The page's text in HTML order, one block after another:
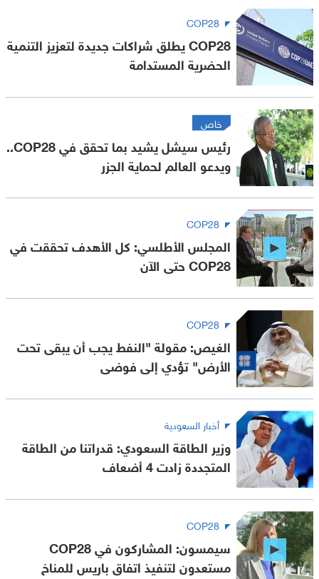
COP28
COP28 يطلق شراكات جديدة لتعزيز التنمية
الحضرية المستدامة
خاص
رئيس سيشل يشيد بما تحقق في COP28..
ويدعو العالم لحماية الجزر
COP28
المجلس الأطلسي: كل الأهدف تحققت في
COP28 حتى الآن
COP28
الغيص: مقولة "النفط يجب أن يبقى تحت
الأرض" تؤدي إلى فوضى
أخبار السعودية
وزير الطاقة السعودي: قدراتنا من الطاقة
المتجددة زادت 4 أضعاف
COP28
سيمسون: المشاركون في COP28
مستعدون لتنفيذ اتفاق باريس للمناخ